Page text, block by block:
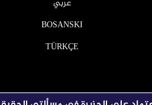
عربي
BOSANSKI
TÜRKÇE